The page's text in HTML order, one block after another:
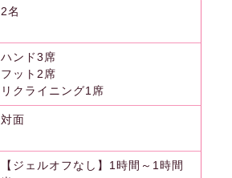
2名
ハンド3席
フット2席
リクライニング1席
対面
【ジェルオフなし】1時間～1時間